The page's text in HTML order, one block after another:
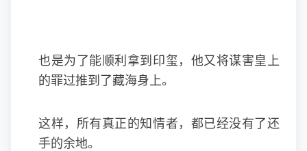
也是为了能顺利拿到印玺，他又将谋害皇上
的罪过推到了藏海身上。
这样，所有真正的知情者，都已经没有了还
手的余地。